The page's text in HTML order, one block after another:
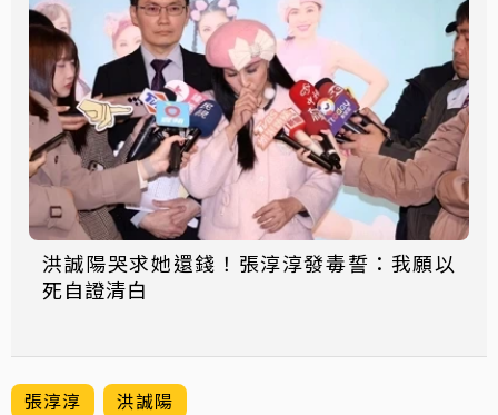
洪誠陽哭求她還錢！張淳淳發毒誓：我願以
死自證清白
張淳淳 洪誠陽